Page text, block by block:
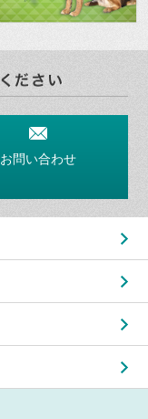
お問い合わせ